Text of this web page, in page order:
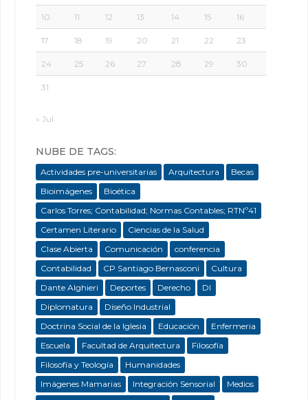
10 11 12 13 14 15 16
17 18 19 20 21 22 23
24 25 26 27 28 29 30
31
« Jul
NUBE DE TAGS:
Actividades pre-universitarias Arquitectura
Becas
Bioimágenes
Bioética
Carlos Torres; Contabilidad; Normas Contables; RTNº41
Certamen Literario
Ciencias de la Salud
Clase Abierta
Comunicación
conferencia
Contabilidad
CP Santiago Bernasconi
Cultura
Dante Alghieri
Deportes Derecho
DI
Diplomatura
Diseño Industrial
Doctrina Social de la Iglesia
Educación
Enfermeria
Escuela
Facultad de Arquitectura
Filosofía
Filosofía y Teología
Humanidades
Imágenes Mamarias
Integración Sensorial
Medios